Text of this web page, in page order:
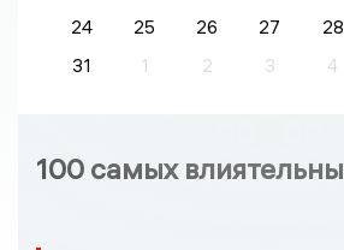
24
25 26 27 28
31
1 2 3 4
100 самых